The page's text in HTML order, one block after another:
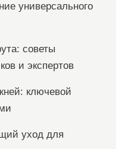
универсального
советы
и экспертов
ключевой
уход для